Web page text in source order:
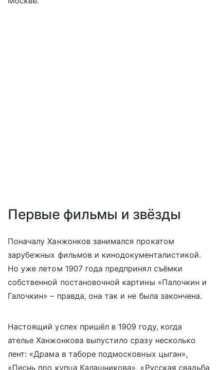
Первые фильмы и звёзды
Поначалу Ханжонков занимался прокатом
зарубежных фильмов и кинодокументалистикой.
Но уже летом 1907 года предпринял съёмки
собственной постановочной картины «Палочкин и
Галочкин» – правда, она так и не была закончена.
Настоящий успех пришёл в 1909 году, когда
ателье Ханжонкова выпустило сразу несколько
лент: «Драма в таборе подмосковных цыган»,
«Песнь про купца Калашникова», «Русская свадьба